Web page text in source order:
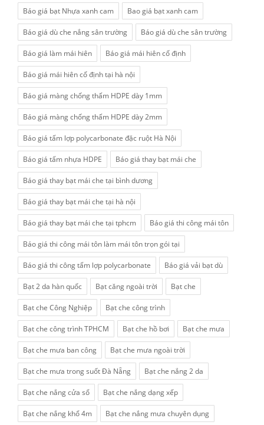
Báo giá bạt Nhựa xanh cam Bao giá bạt xanh cam
Báo giá dù che nắng sân trường Báo giá dù che sân trường
Báo giá làm mái hiên Báo giá mái hiên cố định
Báo giá mái hiên cố định tại hà nội
Báo giá màng chống thấm HDPE dày 1mm
Báo giá màng chống thấm HDPE dày 2mm
Báo giá tấm lợp polycarbonate đặc ruột Hà Nội
Báo giá tấm nhựa HDPE Báo giá thay bạt mái che
Báo giá thay bạt mái che tại bình dương
Báo giá thay bạt mái che tại hà nội
Báo giá thay bạt mái che tại tphcm Báo giá thi công mái tôn
Báo giá thi công mái tôn làm mái tôn trọn gói tại
Báo giá thi công tấm lợp polycarbonate Báo giá vải bạt dù
Bạt 2 da hàn quốc Bạt căng ngoài trời Bạt che
Bạt che Công Nghiệp Bạt che công trình
Bạt che công trình TPHCM Bạt che hồ bơi Bạt che mưa
Bạt che mưa ban công Bạt che mưa ngoài trời
Bạt che mưa trong suốt Đà Nẵng Bạt che nắng 2 da
Bạt che nắng cửa sổ Bạt che nắng dạng xếp
Bạt che nắng khổ 4m Bạt che nắng mưa chuyên dụng